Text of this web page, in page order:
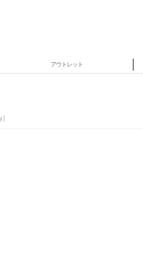
アウトレット
]